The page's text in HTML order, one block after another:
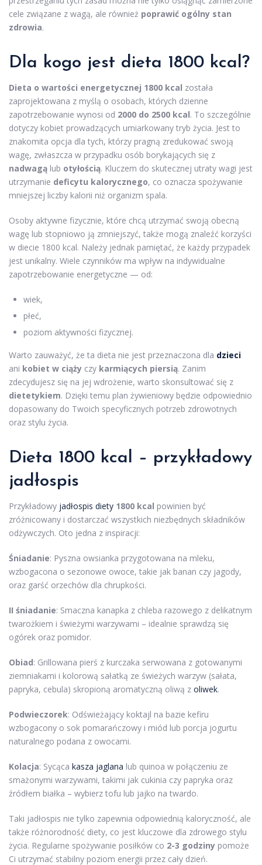
cele związane z wagą, ale również poprawić ogólny stan
zdrowia.
Dla kogo jest dieta 1800 kcal?
Dieta o wartości energetycznej 1800 kcal została
zaprojektowana z myślą o osobach, których dzienne
zapotrzebowanie wynosi od 2000 do 2500 kcal. To szczególnie
dotyczy kobiet prowadzących umiarkowany tryb życia. Jest to
znakomita opcja dla tych, którzy pragną zredukować swoją
wagę, zwłaszcza w przypadku osób borykających się z
nadwagą lub otyłością. Kluczem do skutecznej utraty wagi jest
utrzymanie deficytu kalorycznego, co oznacza spożywanie
mniejszej liczby kalorii niż organizm spala.
Osoby aktywne fizycznie, które chcą utrzymać swoją obecną
wagę lub stopniowo ją zmniejszyć, także mogą znaleźć korzyści
w diecie 1800 kcal. Należy jednak pamiętać, że każdy przypadek
jest unikalny. Wiele czynników ma wpływ na indywidualne
zapotrzebowanie energetyczne — od:
wiek,
płeć,
poziom aktywności fizycznej.
Warto zauważyć, że ta dieta nie jest przeznaczona dla dzieci
ani kobiet w ciąży czy karmiących piersią. Zanim
zdecydujesz się na jej wdrożenie, warto skonsultować się z
dietetykiem. Dzięki temu plan żywieniowy będzie odpowiednio
dopasowany do Twoich specyficznych potrzeb zdrowotnych
oraz stylu życia.
Dieta 1800 kcal – przykładowy
jadłospis
Przykładowy jadłospis diety 1800 kcal powinien być
zróżnicowany i dostarczać wszystkich niezbędnych składników
odżywczych. Oto jedna z inspiracji:
Śniadanie: Pyszna owsianka przygotowana na mleku,
wzbogacona o sezonowe owoce, takie jak banan czy jagody,
oraz garść orzechów dla chrupkości.
II śniadanie: Smaczna kanapka z chleba razowego z delikatnym
twarożkiem i świeżymi warzywami – idealnie sprawdzą się
ogórek oraz pomidor.
Obiad: Grillowana pierś z kurczaka serwowana z gotowanymi
ziemniakami i kolorową sałatką ze świeżych warzyw (sałata,
papryka, cebula) skropioną aromatyczną oliwą z oliwek.
Podwieczorek: Odświeżający koktajl na bazie kefiru
wzbogacony o sok pomarańczowy i miód lub porcja jogurtu
naturalnego podana z owocami.
Kolacja: Sycąca kasza jaglana lub quinoa w połączeniu ze
smażonymi warzywami, takimi jak cukinia czy papryka oraz
źródłem białka – wybierz tofu lub jajko na twardo.
Taki jadłospis nie tylko zapewnia odpowiednią kaloryczność, ale
także różnorodność diety, co jest kluczowe dla zdrowego stylu
życia. Regularne spożywanie posiłków co 2-3 godziny pomoże
Ci utrzymać stabilny poziom energii przez cały dzień.